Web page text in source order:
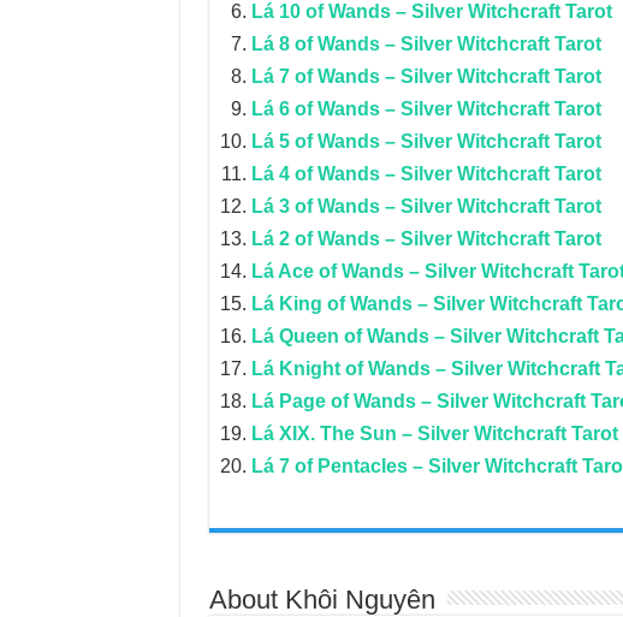
Lá 10 of Wands – Silver Witchcraft Tarot
Lá 8 of Wands – Silver Witchcraft Tarot
Lá 7 of Wands – Silver Witchcraft Tarot
Lá 6 of Wands – Silver Witchcraft Tarot
Lá 5 of Wands – Silver Witchcraft Tarot
Lá 4 of Wands – Silver Witchcraft Tarot
Lá 3 of Wands – Silver Witchcraft Tarot
Lá 2 of Wands – Silver Witchcraft Tarot
Lá Ace of Wands – Silver Witchcraft
Lá King of Wands – Silver Witchcraft
Lá Queen of Wands – Silver Witchcraft
Lá Knight of Wands – Silver Witchcraft
Lá Page of Wands – Silver Witchcraft
Lá XIX. The Sun – Silver Witchcraft Tarot
Lá 7 of Pentacles – Silver Witchcraft
About Khôi Nguyên